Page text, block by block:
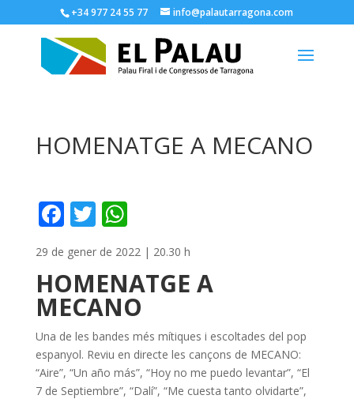
+34 977 24 55 77 info@palautarragona.com
HOMENATGE A MECANO
F
e
b
o
o
k
T
w
itt
er
W
h
at
s
A
p
p
29 de gener de 2022 | 20.30 h
HOMENATGE A
MECANO
Una de les bandes més mítiques i escoltades del pop
espanyol. Reviu en directe les cançons de MECANO:
“Aire”, “Un año más”, “Hoy no me puedo levantar”, “El
7 de Septiembre”, “Dalí”, “Me cuesta tanto olvidarte”,